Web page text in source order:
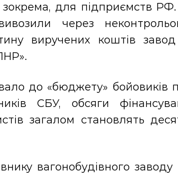
для підприємств
через
виручених коштів
до «бюджету» бойовиків
СБУ, обсяги
загалом становлять
вагонобудівного